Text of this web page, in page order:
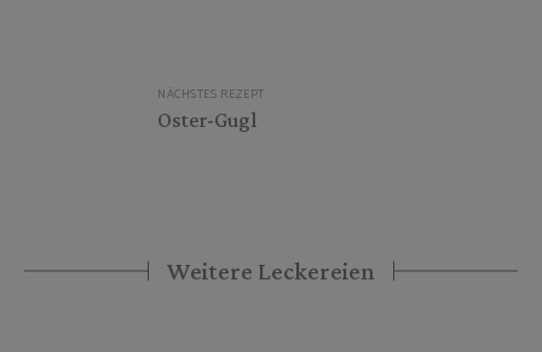
NÄCHSTES REZEPT
Oster-Gugl
Weitere Leckereien